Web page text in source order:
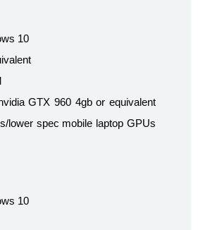
10
GTX 960 4gb or equivalent
lower spec mobile laptop GPUs
10